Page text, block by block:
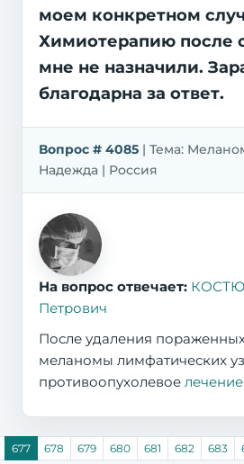
моем конкретном
Химиотерапию после
мне не назначили.
благодарна за ответ.
Вопрос # 4085 | Тема:
Надежда | Россия
На вопрос отвечает:
Петрович
После удаления
меланомы лимфатических
противоопухолевое
677 678 679 680 681 682 683